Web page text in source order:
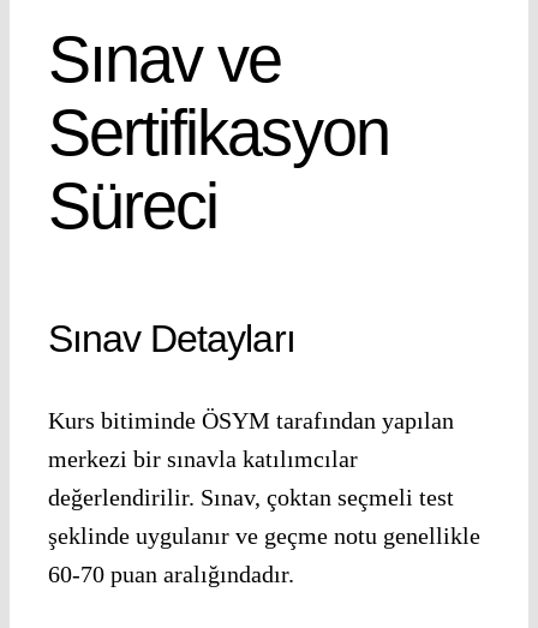
Sınav ve
Sertifikasyon
Süreci
Sınav Detayları
Kurs bitiminde ÖSYM tarafından yapılan
merkezi bir sınavla katılımcılar
değerlendirilir. Sınav, çoktan seçmeli test
şeklinde uygulanır ve geçme notu genellikle
60-70 puan aralığındadır.